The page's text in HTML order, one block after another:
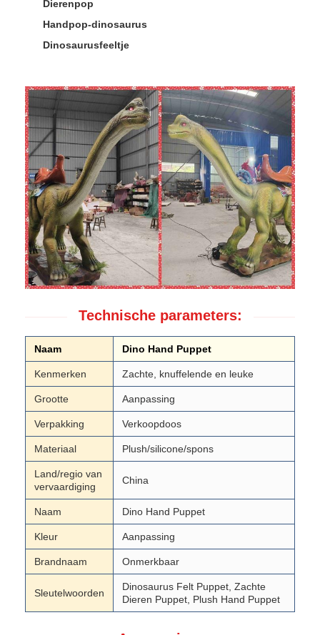
Dierenpop
Handpop-dinosaurus
Dinosaurusfeeltje
Technische parameters:
Naam Dino Hand Puppet
Kenmerken Zachte, knuffelende en leuke
Grootte Aanpassing
Verpakking Verkoopdoos
Materiaal Plush/silicone/spons
Land/regio van
vervaardiging
China
Naam Dino Hand Puppet
Kleur Aanpassing
Brandnaam Onmerkbaar
Sleutelwoorden
Dinosaurus Felt Puppet, Zachte
Dieren Puppet, Plush Hand Puppet